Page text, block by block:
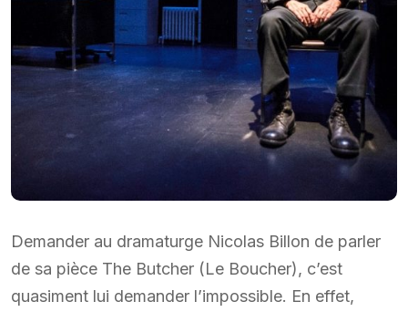
Demander au dramaturge Nicolas Billon de parler
de sa pièce The Butcher (Le Boucher), c’est
quasiment lui demander l’impossible. En effet,